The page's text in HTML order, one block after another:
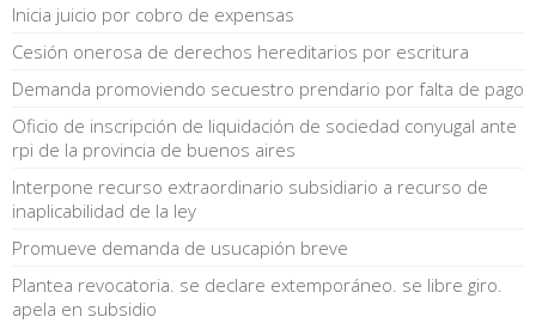
Inicia juicio por cobro de expensas
Cesión onerosa de derechos hereditarios por escritura
Demanda promoviendo secuestro prendario por falta de pago
Oficio de inscripción de liquidación de sociedad conyugal ante
rpi de la provincia de buenos aires
Interpone recurso extraordinario subsidiario a recurso de
inaplicabilidad de la ley
Promueve demanda de usucapión breve
Plantea revocatoria. se declare extemporáneo. se libre giro.
apela en subsidio